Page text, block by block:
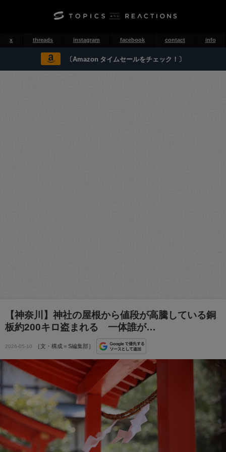
x threads instagram facebook contact info
〔Amazon タイムセールをチェック！〕
【神奈川】神社の屋根から値段が高騰している銅
板約200キロ盗まれる 一体誰が…
2026-05-10 ［文・構成＝S編集部］